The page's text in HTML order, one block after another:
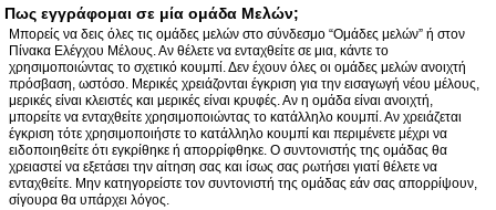
Πως εγγράφομαι σε μία ομάδα Μελών;
Μπορείς να δεις όλες τις ομάδες μελών στο σύνδεσμο “Ομάδες μελών” ή στον
Πίνακα Ελέγχου Μέλους. Αν θέλετε να ενταχθείτε σε μια, κάντε το
χρησιμοποιώντας το σχετικό κουμπί. Δεν έχουν όλες οι ομάδες μελών ανοιχτή
πρόσβαση, ωστόσο. Μερικές χρειάζονται έγκριση για την εισαγωγή νέου μέλους,
μερικές είναι κλειστές και μερικές είναι κρυφές. Αν η ομάδα είναι ανοιχτή,
μπορείτε να ενταχθείτε χρησιμοποιώντας το κατάλληλο κουμπί. Αν χρειάζεται
έγκριση τότε χρησιμοποιήστε το κατάλληλο κουμπί και περιμένετε μέχρι να
ειδοποιηθείτε ότι εγκρίθηκε ή απορρίφθηκε. Ο συντονιστής της ομάδας θα
χρειαστεί να εξετάσει την αίτηση σας και ίσως σας ρωτήσει γιατί θέλετε να
ενταχθείτε. Μην κατηγορείστε τον συντονιστή της ομάδας εάν σας απορρίψουν,
σίγουρα θα υπάρχει λόγος.